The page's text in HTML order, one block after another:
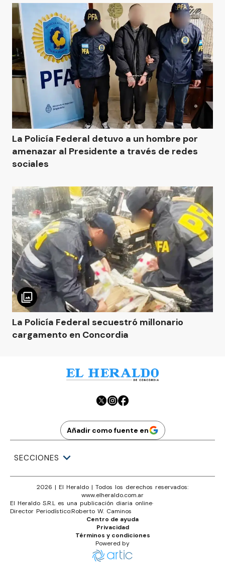
La Policía Federal detuvo a un hombre por
amenazar al Presidente a través de redes
sociales
La Policía Federal secuestró millonario
cargamento en Concordia
Añadir como fuente en
SECCIONES
2026 | El Heraldo | Todos los derechos reservados:
www.elheraldo.com.ar
El Heraldo S.R.L es una publicación diaria online·
Director Periodístico:Roberto W. Caminos
Términos y condiciones
Privacidad
Centro de ayuda
Powered by